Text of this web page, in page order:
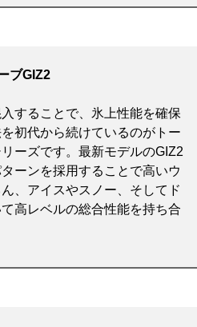
ブGIZ2
することで、氷上性能を確保
初代から続けているのがトー
ーズです。最新モデルのGIZ2
ーンを採用することで高いウ
、アイスやスノー、そしてド
高レベルの総合性能を持ち合